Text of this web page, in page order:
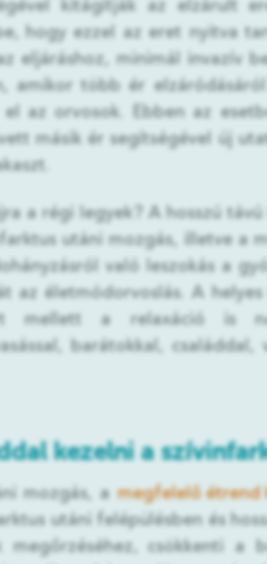
kitágítják az elzárult
hogy ezzel az eret nyitva
eljáráshoz, minimál invazív
amikor több ér
az orvosok. Ebben az
másik ér segítségével új
a régi legyek? A hosszú
utáni mozgás, illetve a
való leszokás a
az életmódorvoslás. A
mellett a relaxáció is
barátokkal,
kezelni a
mozgás, amegfelelő étrend
utáni felépülésben és
megőrzéséhez, csökkenti